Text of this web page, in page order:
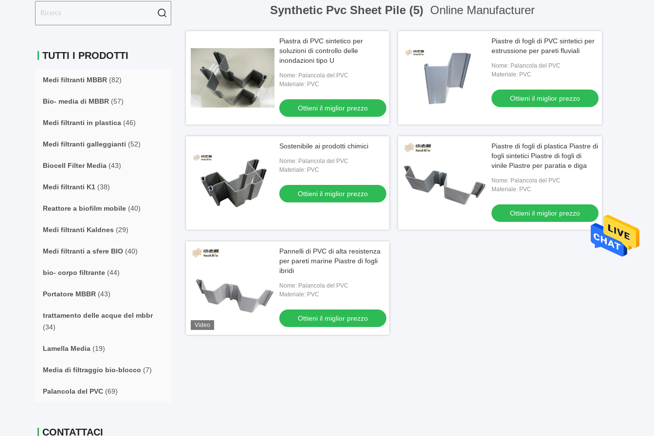
TUTTI I PRODOTTI
Medi filtranti MBBR (82)
Bio- media di MBBR (57)
Medi filtranti in plastica (46)
Medi filtranti galleggianti (52)
Biocell Filter Media (43)
Medi filtranti K1 (38)
Reattore a biofilm mobile (40)
Medi filtranti Kaldnes (29)
Medi filtranti a sfere BIO (40)
bio- corpo filtrante (44)
Portatore MBBR (43)
trattamento delle acque del mbbr
(34)
Lamella Media (19)
Media di filtraggio bio-blocco (7)
Palancola del PVC (69)
CONTATTACI
Synthetic Pvc Sheet Pile (5) Online Manufacturer
Piastra di PVC sintetico per
soluzioni di controllo delle
inondazioni tipo U
Nome: Palancola del PVC
Materiale: PVC
Ottieni il miglior prezzo
Piastre di fogli di PVC sintetici per
estrussione per pareti fluviali
Nome: Palancola del PVC
Materiale: PVC
Ottieni il miglior prezzo
Sostenibile ai prodotti chimici
Nome: Palancola del PVC
Materiale: PVC
Ottieni il miglior prezzo
Piastre di fogli di plastica Piastre di
fogli sintetici Piastre di fogli di
vinile Piastre per paratia e diga
Nome: Palancola del PVC
Materiale: PVC
Ottieni il miglior prezzo
Video
Pannelli di PVC di alta resistenza
per pareti marine Piastre di fogli
ibridi
Nome: Palancola del PVC
Materiale: PVC
Ottieni il miglior prezzo